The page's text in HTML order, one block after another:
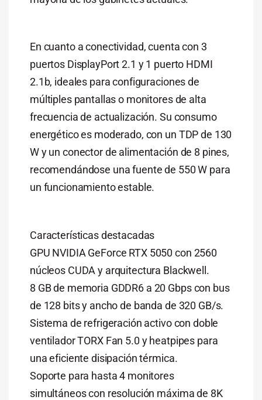
En cuanto a conectividad, cuenta con 3
puertos DisplayPort 2.1 y 1 puerto HDMI
2.1b, ideales para configuraciones de
múltiples pantallas o monitores de alta
frecuencia de actualización. Su consumo
energético es moderado, con un TDP de 130
W y un conector de alimentación de 8 pines,
recomendándose una fuente de 550 W para
un funcionamiento estable.
Características destacadas
GPU NVIDIA GeForce RTX 5050 con 2560
núcleos CUDA y arquitectura Blackwell.
8 GB de memoria GDDR6 a 20 Gbps con bus
de 128 bits y ancho de banda de 320 GB/s.
Sistema de refrigeración activo con doble
ventilador TORX Fan 5.0 y heatpipes para
una eficiente disipación térmica.
Soporte para hasta 4 monitores
simultáneos con resolución máxima de 8K